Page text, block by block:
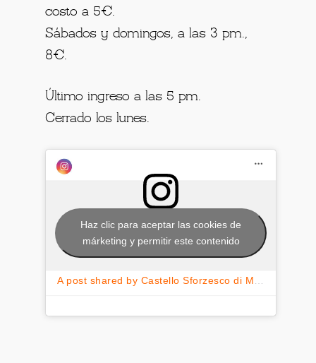
costo a 5€.
Sábados y domingos, a las 3 pm.,
8€.
Último ingreso a las 5 pm.
Cerrado los lunes.
Haz clic para aceptar las cookies de
márketing y permitir este contenido